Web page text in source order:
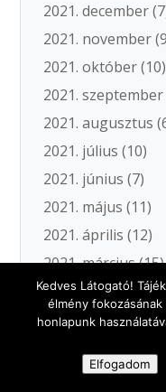
2021. december
2021. november
2021. október(10)
2021. szeptember
2021. augusztus
2021. július (10)
2021. június (7)
2021. május (11)
2021. április (12)
2021. március(15)
2021. február (8)
2021. január(7)
2020. november
Kedves Látogató!
élmény
honlapunk
Elfogadom